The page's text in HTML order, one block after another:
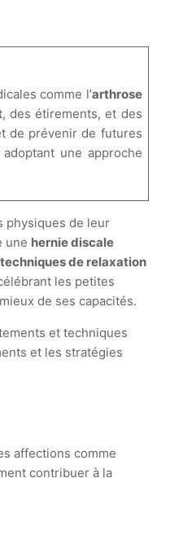
comme l’arthrose
, des étirements, et des
de prévenir de futures
une approche
physiques de leur
une hernie discale
techniques de relaxation
les petites
de ses capacités.
et techniques
et les stratégies
affections comme
contribuer à la